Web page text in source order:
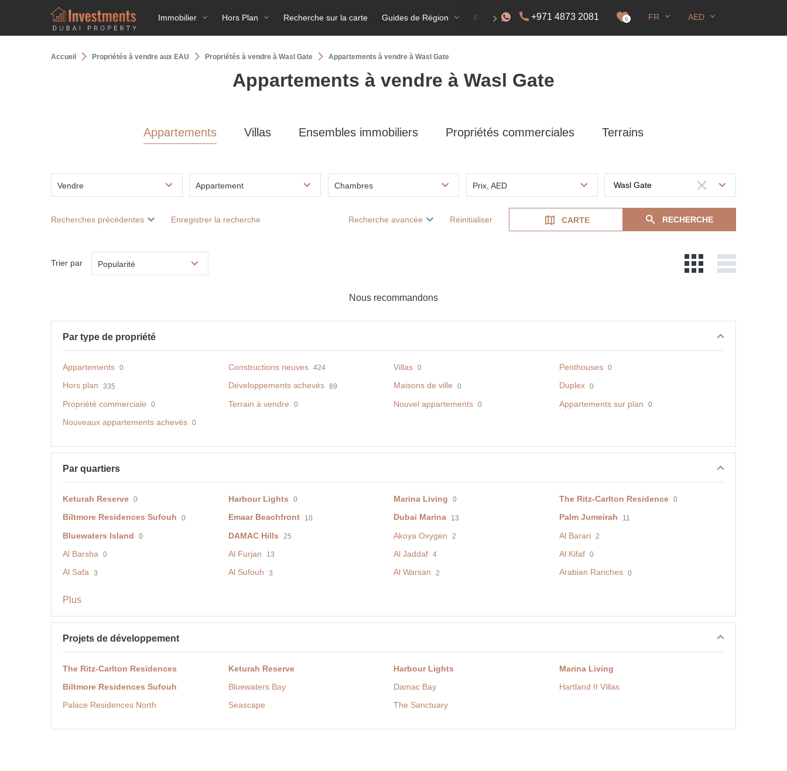
Immobilier Hors Plan Recherche sur la carte Guides de Région FAQ TDS+971 4873 2081 0 FR AED
Accueil Propriétés à vendre aux EAU Propriétés à vendre à Wasl Gate Appartements à vendre à Wasl Gate
Appartements à vendre à Wasl Gate
Appartements Villas Ensembles immobiliers Propriétés commerciales Terrains
Vendre Appartement Chambres Prix, AED
Recherches précédentes Enregistrer la recherche Recherche avancée Réinitialiser CARTE RECHERCHE
Trier par Popularité
Nous recommandons
Par type de propriété
Appartements 0 Constructions neuves 424 Villas 0 Penthouses 0
Hors plan 335 Développements achevés 89 Maisons de ville 0 Duplex 0
Propriété commerciale 0 Terrain à vendre 0 Nouvel appartements 0 Appartements sur plan 0
Nouveaux appartements achevés 0
Par quartiers
Keturah Reserve 0 Harbour Lights 0 Marina Living 0 The Ritz-Carlton Residence 0
Biltmore Residences Sufouh 0 Emaar Beachfront 10 Dubai Marina 13 Palm Jumeirah 11
Bluewaters Island 0 DAMAC Hills 25 Akoya Oxygen 2 Al Barari 2
Al Barsha 0 Al Furjan 13 Al Jaddaf 4 Al Kifaf 0
Al Safa 3 Al Sufouh 3 Al Warsan 2 Arabian Ranches 0
Plus
Projets de développement
The Ritz-Carlton Residences Keturah Reserve Harbour Lights
Marina Living
Biltmore Residences Sufouh
Bluewaters Bay Damac Bay
Hartland II Villas
Palace Residences North
Seascape The Sanctuary